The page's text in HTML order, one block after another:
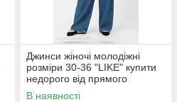
Джинси жіночі молодіжні
розміри 30-36 "LIKE" купити
недорого від прямого
постачальника
В наявності